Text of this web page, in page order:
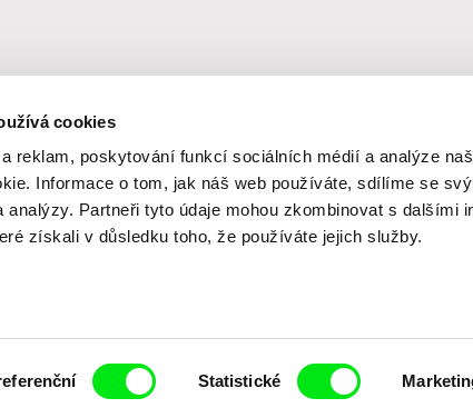
cookies
reklam, poskytování funkcí sociálních médií a analýze
Informace o tom, jak náš web používáte, sdílíme se
analýzy. Partneři tyto údaje mohou zkombinovat s dalšími
získali v důsledku toho, že používáte jejich služby.
Statistické
dokumentární